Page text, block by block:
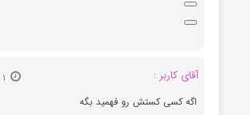
آقای کاربر :
اگه کسی کستش رو فهمید بگه